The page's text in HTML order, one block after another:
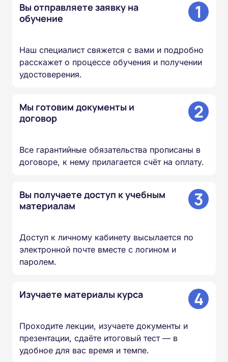
Вы отправляете заявку на
обучение
1
Наш специалист свяжется с вами и подробно
расскажет о процессе обучения и получении
удостоверения.
Мы готовим документы и
договор
2
Все гарантийные обязательства прописаны в
договоре, к нему прилагается счёт на оплату.
Вы получаете доступ к учебным
материалам
3
Доступ к личному кабинету высылается по
электронной почте вместе с логином и
паролем.
Изучаете материалы курса 4
Проходите лекции, изучаете документы и
презентации, сдаёте итоговый тест — в
удобное для вас время и темпе.